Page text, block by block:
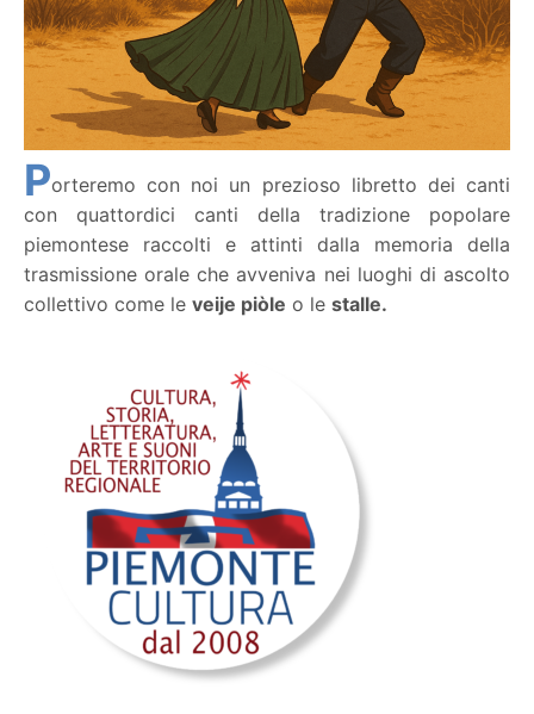
Porteremo con noi un prezioso libretto dei canti
con quattordici canti della tradizione popolare
piemontese raccolti e attinti dalla memoria della
trasmissione orale che avveniva nei luoghi di ascolto
collettivo come leveije piòle o lestalle.